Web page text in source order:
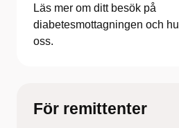
Läs mer om ditt besök på
diabetesmottagningen och
oss.
För remittenter